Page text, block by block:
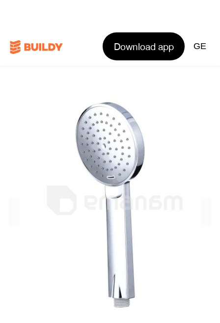
Download app GE